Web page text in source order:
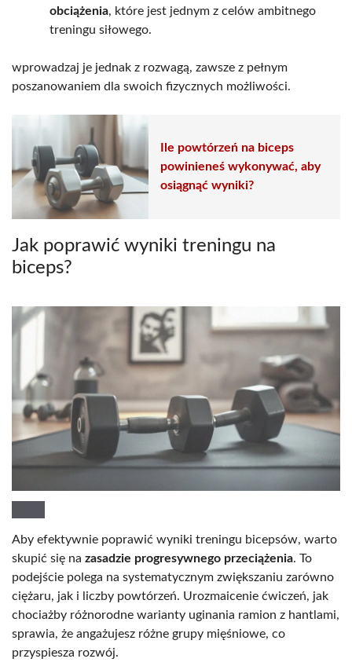
obciążenia, które jest jednym z celów ambitnego
treningu siłowego.
wprowadzaj je jednak z rozwagą, zawsze z pełnym
poszanowaniem dla swoich fizycznych możliwości.
Ile powtórzeń na biceps
powinieneś wykonywać, aby
osiągnąć wyniki?
Jak poprawić wyniki treningu na
biceps?
Aby efektywnie poprawić wyniki treningu bicepsów, warto
skupić się na zasadzie progresywnego przeciążenia. To
podejście polega na systematycznym zwiększaniu zarówno
ciężaru, jak i liczby powtórzeń. Urozmaicenie ćwiczeń, jak
chociażby różnorodne warianty uginania ramion z hantlami,
sprawia, że angażujesz różne grupy mięśniowe, co
przyspiesza rozwój.